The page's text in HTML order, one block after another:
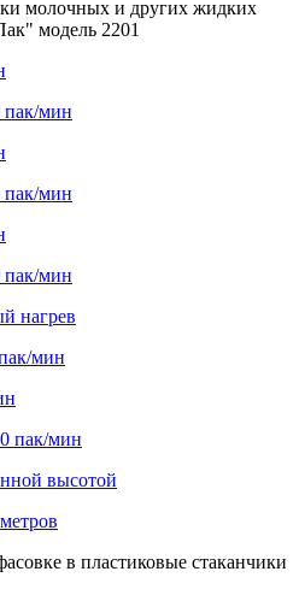
молочных и других жидких
модель 2201
пак/мин
пак/мин
пак/мин
мин
пак/мин
в пластиковые стаканчики